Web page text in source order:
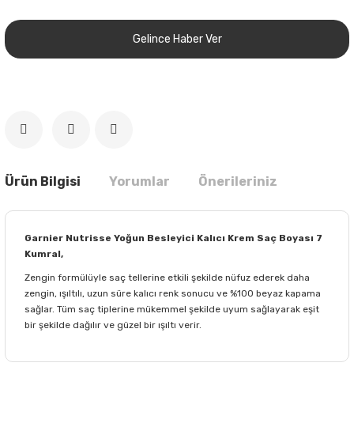
Gelince Haber Ver
Ürün Bilgisi Yorumlar Önerileriniz
Garnier Nutrisse Yoğun Besleyici Kalıcı Krem Saç Boyası 7
Kumral,
Zengin formülüyle saç tellerine etkili şekilde nüfuz ederek daha
zengin, ışıltılı, uzun süre kalıcı renk sonucu ve %100 beyaz kapama
sağlar. Tüm saç tiplerine mükemmel şekilde uyum sağlayarak eşit
bir şekilde dağılır ve güzel bir ışıltı verir.